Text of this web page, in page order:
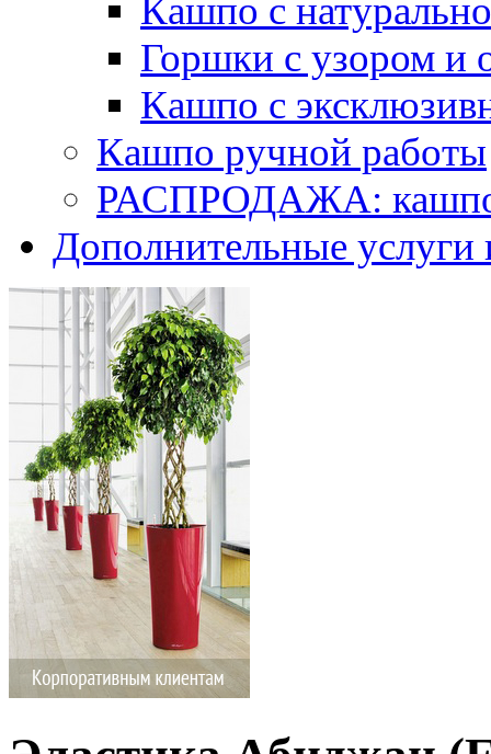
Кашпо с
Горшки с узором и
Кашпо с
Кашпо ручной работы
РАСПРОДАЖА: кашпо
Дополнительные услуги